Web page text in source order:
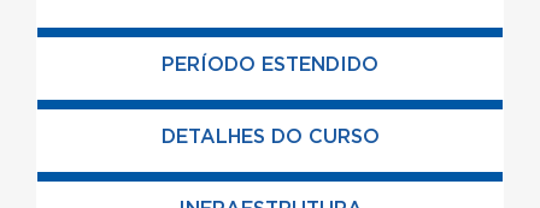
PERÍODO ESTENDIDO
DETALHES DO CURSO